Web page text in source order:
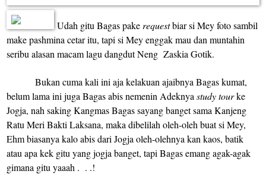
Udah gitu Bagas pake requestbiar si Mey foto sambil
make pashmina cetar itu, tapi si Mey enggak mau dan muntahin
seribu alasan macam lagu dangdut Neng Zaskia Gotik.
Bukan cuma kali ini aja kelakuan ajaibnya Bagas kumat,
belum lama ini juga Bagas abis nemenin Adeknya study tourke
Jogja, nah saking Kangmas Bagas sayang banget sama Kanjeng
Ratu Meri Bakti Laksana, maka dibelilah oleh-oleh buat si Mey,
Ehm biasanya kalo abis dari Jogja oleh-olehnya kan kaos, batik
atau apa kek gitu yang jogja banget, tapi Bagas emang agak-agak
gimana gitu yaaah . . .!